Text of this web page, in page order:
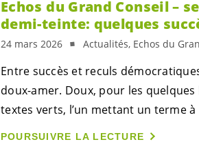
Echos du Grand Conseil –
demi-teinte: quelques
24 mars 2026 Actualités, Echos du
Entre succès et reculs
doux-amer. Doux, pour les
textes verts, l’un mettant un terme
POURSUIVRE LA LECTURE